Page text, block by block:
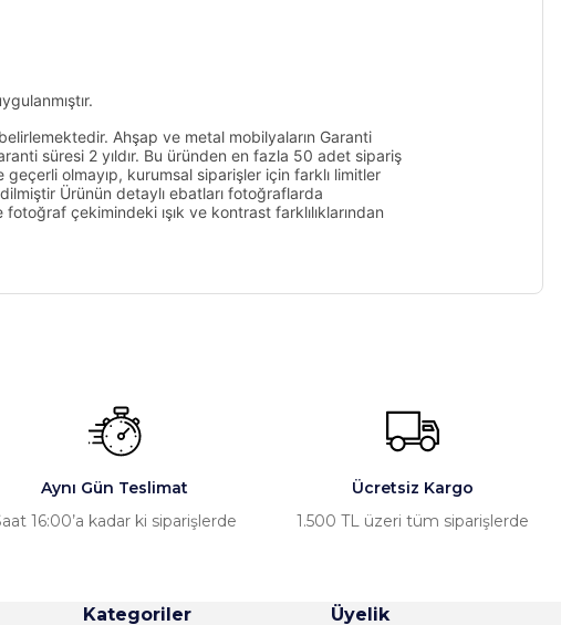
Ahşap ve metal mobilyaların Garanti
süresi 2 yıldır. Bu üründen en fazla 50 adet sipariş
olmayıp, kurumsal siparişler için farklı limitler
Ürünün detaylı ebatları fotoğraflarda
çekimindeki ışık ve kontrast farklılıklarından
Aynı Gün Teslimat
16:00’a kadar ki siparişlerde
Ücretsiz Kargo
1.500 TL üzeri tüm siparişlerde
Kategoriler Üyelik